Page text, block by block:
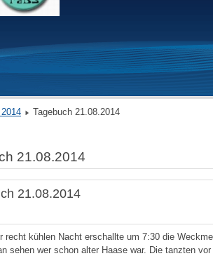
Tagebuch 21.08.2014
21.08.2014
21.08.2014
recht kühlen Nacht erschallte um 7:30 die
sehen wer schon alter Haase war. Die tanzten